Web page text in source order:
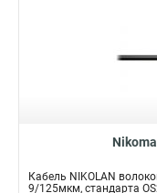
Кабель NIKOLAN
9/125мкм, стандарта